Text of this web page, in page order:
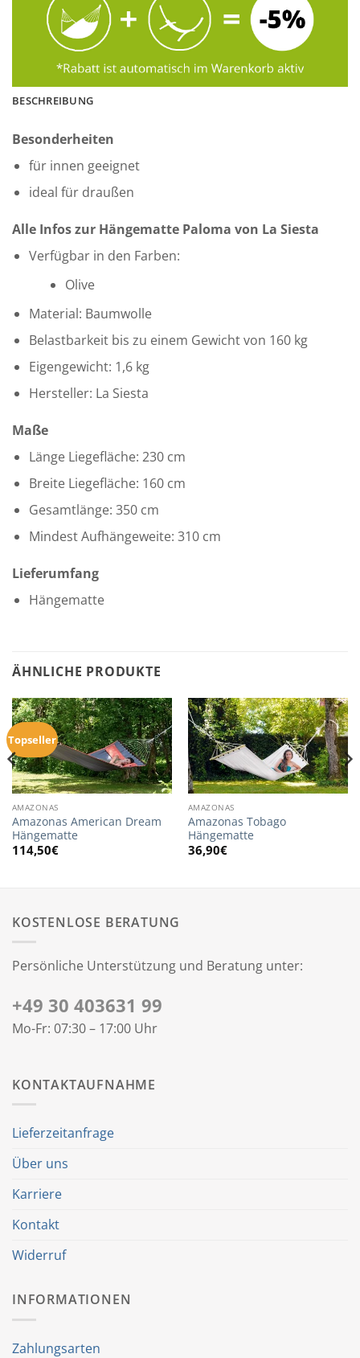
BESCHREIBUNG
Besonderheiten
für innen geeignet
ideal für draußen
Alle Infos zur Hängematte Paloma von La Siesta
Verfügbar in den Farben:
Olive
Material: Baumwolle
Belastbarkeit bis zu einem Gewicht von 160 kg
Eigengewicht: 1,6 kg
Hersteller: La Siesta
Maße
Länge Liegefläche: 230 cm
Breite Liegefläche: 160 cm
Gesamtlänge: 350 cm
Mindest Aufhängeweite: 310 cm
Lieferumfang
Hängematte
ÄHNLICHE PRODUKTE
Topseller
AMAZONAS
Amazonas American Dream
Hängematte
114,50€
AMAZONAS
Amazonas Tobago
Hängematte
36,90€
KOSTENLOSE BERATUNG
Persönliche Unterstützung und Beratung unter:
+49 30 403631 99
Mo-Fr: 07:30 – 17:00 Uhr
KONTAKTAUFNAHME
Lieferzeitanfrage
Über uns
Karriere
Kontakt
Widerruf
INFORMATIONEN
Zahlungsarten